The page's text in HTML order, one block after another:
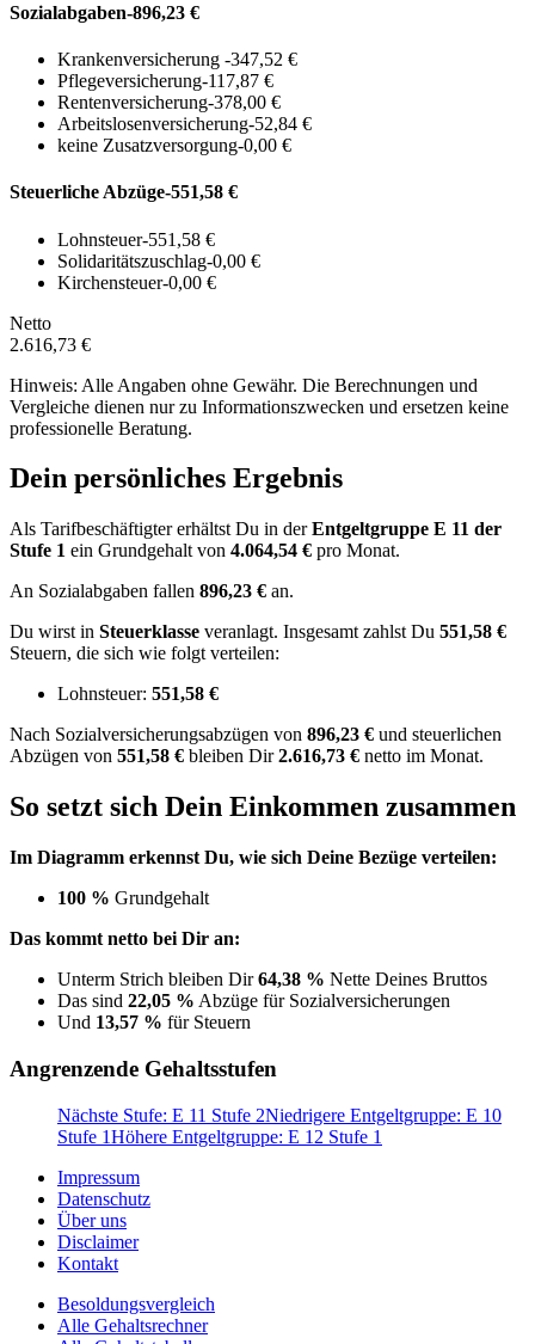
Sozialabgaben-896,23 €
Krankenversicherung -347,52 €
Pflegeversicherung-117,87 €
Rentenversicherung-378,00 €
Arbeitslosenversicherung-52,84 €
keine Zusatzversorgung-0,00 €
Steuerliche Abzüge-551,58 €
Lohnsteuer-551,58 €
Solidaritätszuschlag-0,00 €
Kirchensteuer-0,00 €
Netto
2.616,73 €
Hinweis: Alle Angaben ohne Gewähr. Die Berechnungen und
Vergleiche dienen nur zu Informationszwecken und ersetzen keine
professionelle Beratung.
Dein persönliches Ergebnis
Als Tarifbeschäftigter erhältst Du in derEntgeltgruppe E 11 der
Stufe 1 ein Grundgehalt von 4.064,54 € pro Monat.
An Sozialabgaben fallen 896,23 € an.
Du wirst in Steuerklasse veranlagt. Insgesamt zahlst Du 551,58 €
Steuern, die sich wie folgt verteilen:
Lohnsteuer: 551,58 €
Nach Sozialversicherungsabzügen von 896,23 € und steuerlichen
Abzügen von 551,58 € bleiben Dir2.616,73 € netto im Monat.
So setzt sich Dein Einkommen zusammen
Im Diagramm erkennst Du, wie sich Deine Bezüge verteilen:
100 % Grundgehalt
Das kommt netto bei Dir an:
Unterm Strich bleiben Dir64,38 % Nette Deines Bruttos
Das sind 22,05 % Abzüge für Sozialversicherungen
Und 13,57 % für Steuern
Angrenzende Gehaltsstufen
Nächste Stufe: E 11 Stufe 2Niedrigere Entgeltgruppe: E 10
Stufe 1Höhere Entgeltgruppe: E 12 Stufe 1
Impressum
Datenschutz
Über uns
Disclaimer
Kontakt
Besoldungsvergleich
Alle Gehaltsrechner